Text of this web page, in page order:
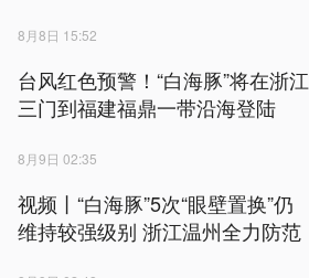
8月8日 15:52
台风红色预警！“白海豚”将在浙江
三门到福建福鼎一带沿海登陆
8月9日 02:35
视频丨“白海豚”5次“眼壁置换”仍
维持较强级别 浙江温州全力防范